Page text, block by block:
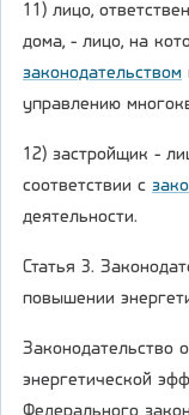
11) лицо,
дома, - лицо, на
законодательством
управлению
12) застройщик -
соответствии с
деятельности.
Статья 3.
повышении
Законодательство
энергетической